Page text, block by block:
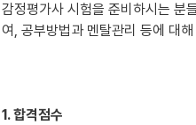
감정평가사 시험을 준비하시는 분
여, 공부방법과 멘탈관리 등에 대
1. 합격점수